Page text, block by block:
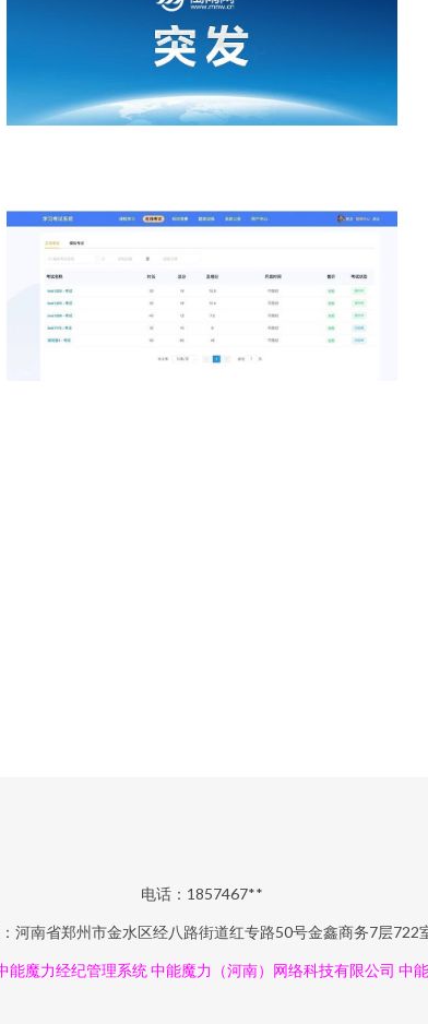
电话：1857467**
河南省郑州市金水区经八路街道红专路50号金鑫商务7层722
能魔力经纪管理系统 中能魔力（河南）网络科技有限公司 中